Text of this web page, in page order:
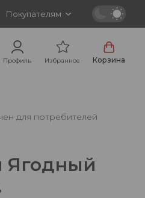
Покупателям
Профиль Избранное Корзина
для потребителей
Ягодный